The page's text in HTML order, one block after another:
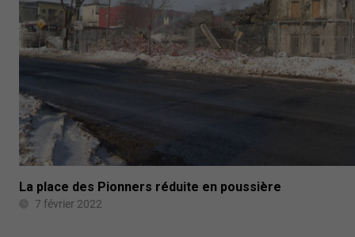
La place des Pionners réduite en poussière
7 février 2022